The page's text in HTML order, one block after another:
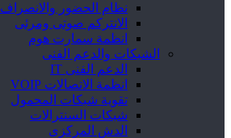
نظام الحضور والانصراف
الانتركم صوتى ومرئى
انظمة سمارت هوم
الشبكات والدعم الفنى
الدعم الفنى IT
انظمة الاتصالات VOIP
تقوية شبكات المحمول
شبكات السنترالات
الدش المركزى